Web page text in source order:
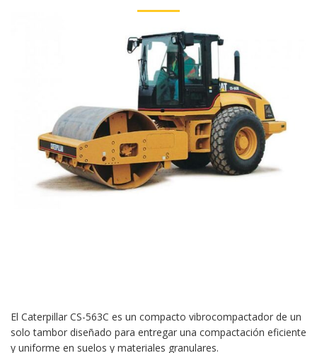
El Caterpillar CS-563C es un compacto vibrocompactador de un
solo tambor diseñado para entregar una compactación eficiente
y uniforme en suelos y materiales granulares.